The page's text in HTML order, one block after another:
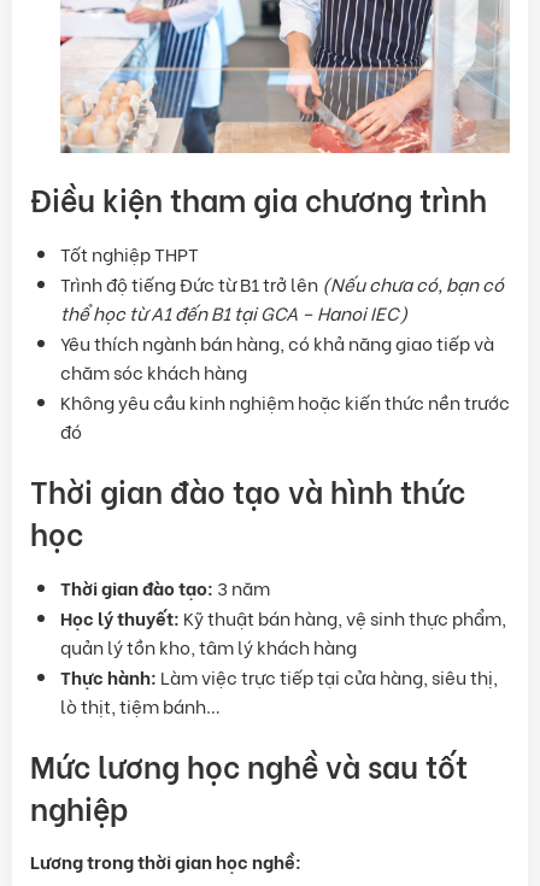
Điều kiện tham gia chương trình
Tốt nghiệp THPT
Trình độ tiếng Đức từ B1 trở lên (Nếu chưa có, bạn có
thể học từ A1 đến B1 tại GCA – Hanoi IEC)
Yêu thích ngành bán hàng, có khả năng giao tiếp và
chăm sóc khách hàng
Không yêu cầu kinh nghiệm hoặc kiến thức nền trước
đó
Thời gian đào tạo và hình thức
học
Thời gian đào tạo: 3 năm
Học lý thuyết: Kỹ thuật bán hàng, vệ sinh thực phẩm,
quản lý tồn kho, tâm lý khách hàng
Thực hành: Làm việc trực tiếp tại cửa hàng, siêu thị,
lò thịt, tiệm bánh…
Mức lương học nghề và sau tốt
nghiệp
Lương trong thời gian học nghề: